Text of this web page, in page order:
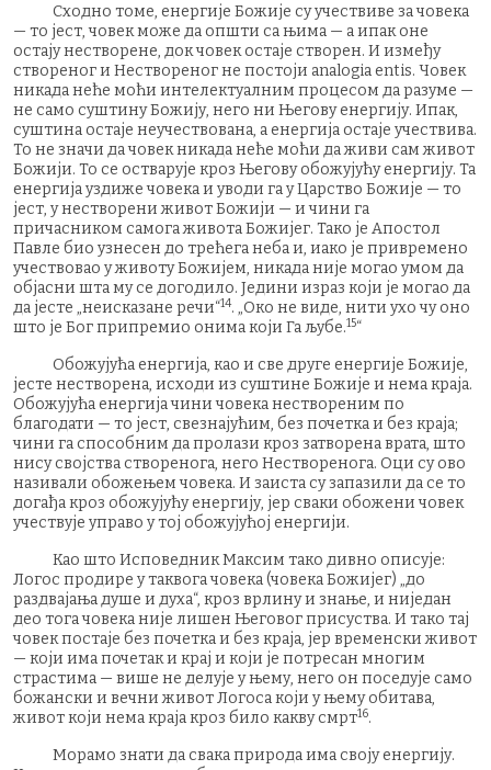
Сходно томе, енергије Божије су учествиве за човека
— то јест, човек може да општи са њима — а ипак оне
остају нестворене, док човек остаје створен. И између
створеног и Нествореног не постоји analogia entis. Човек
никада неће моћи интелектуалним процесом да разуме —
не само суштину Божију, него ни Његову енергију. Ипак,
суштина остаје неучествована, а енергија остаје учествива.
То не значи да човек никада неће моћи да живи сам живот
Божији. То се остварује кроз Његову обожујућу енергију. Та
енергија уздиже човека и уводи га у Царство Божије — то
јест, у нестворени живот Божији — и чини га
причасником самога живота Божијег. Тако је Апостол
Павле био узнесен до трећега неба и, иако је привремено
учествовао у животу Божијем, никада није могао умом да
објасни шта му се догодило. Једини израз који је могао да
да јесте „неисказане речи“14. „Око не виде, нити ухо чу оно
што је Бог припремио онима који Га љубе.15“
Обожујућа енергија, као и све друге енергије Божије,
јесте нестворена, исходи из суштине Божије и нема краја.
Обожујућа енергија чини човека нествореним по
благодати — то јест, свезнајућим, без почетка и без краја;
чини га способним да пролази кроз затворена врата, што
нису својства створенога, него Нестворенога. Оци су ово
називали обожењем човека. И заиста су запазили да се то
догађа кроз обожујућу енергију, јер сваки обожени човек
учествује управо у тој обожујућој енергији.
Као што Исповедник Максим тако дивно описује:
Логос продире у таквога човека (човека Божијег) „до
раздвајања душе и духа“, кроз врлину и знање, и ниједан
део тога човека није лишен Његовог присуства. И тако тај
човек постаје без почетка и без краја, јер временски живот
— који има почетак и крај и који је потресан многим
страстима — више не делује у њему, него он поседује само
божански и вечни живот Логоса који у њему обитава,
живот који нема краја кроз било какву смрт16.
Морамо знати да свака природа има своју енергију.